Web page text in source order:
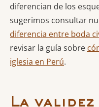
diferencian de los
sugerimos consultar
diferencia entre boda
revisar la guía sobre
iglesia en Perú.
La